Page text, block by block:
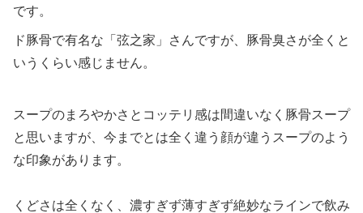
です。
ド豚骨で有名な「弦之家」さんですが、豚骨臭さが全くと
いうくらい感じません。
スープのまろやかさとコッテリ感は間違いなく豚骨スープ
と思いますが、今までとは全く違う顔が違うスープのよう
な印象があります。
くどさは全くなく、濃すぎず薄すぎず絶妙なラインで飲み